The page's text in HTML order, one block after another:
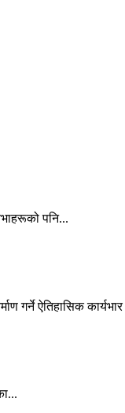
पनि...
ऐतिहासिक कार्यभार